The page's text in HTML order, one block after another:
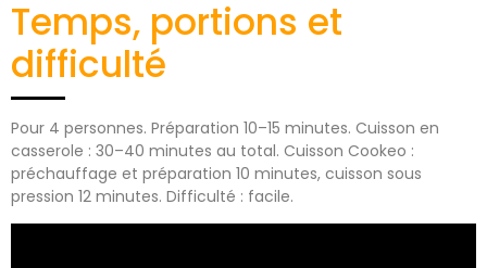
Temps, portions et
difficulté
Pour 4 personnes. Préparation 10–15 minutes. Cuisson en
casserole : 30–40 minutes au total. Cuisson Cookeo :
préchauffage et préparation 10 minutes, cuisson sous
pression 12 minutes. Difficulté : facile.